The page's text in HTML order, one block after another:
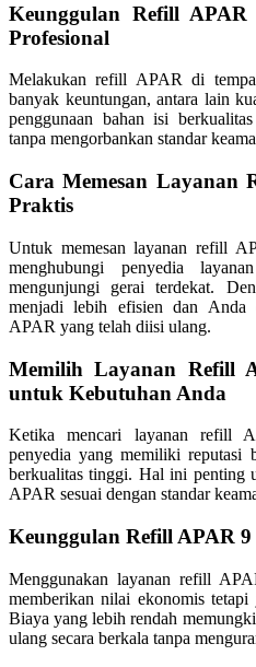
Keunggulan Refill
Profesional
Melakukan refill APAR di
banyak keuntungan, antara lain
penggunaan bahan isi
tanpa mengorbankan standar
Cara Memesan Layanan
Praktis
Untuk memesan layanan refill
menghubungi penyedia
mengunjungi gerai terdekat.
menjadi lebih efisien dan Anda
APAR yang telah diisi ulang.
Memilih Layanan Refill
untuk Kebutuhan Anda
Ketika mencari layanan refill
penyedia yang memiliki reputasi
berkualitas tinggi. Hal ini penting
APAR sesuai dengan standar
Keunggulan Refill APAR
Menggunakan layanan refill
memberikan nilai ekonomis
Biaya yang lebih rendah
ulang secara berkala tanpa